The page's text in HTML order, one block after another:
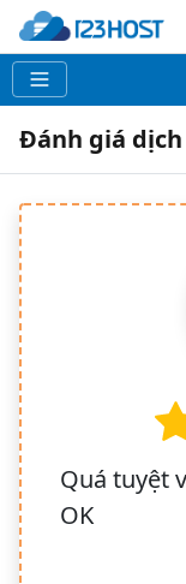
Đánh giá
Quá tuyệt
OK